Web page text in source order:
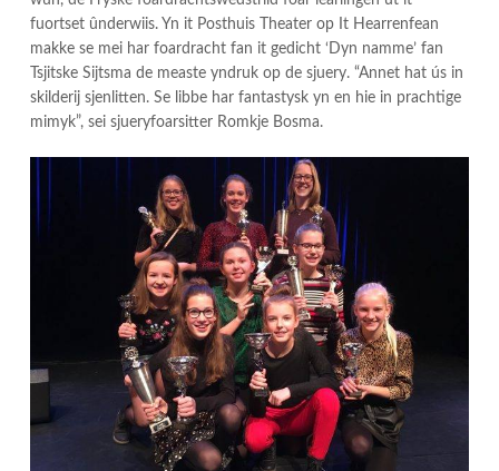
fuortset ûnderwiis. Yn it Posthuis Theater op It Hearrenfean
makke se mei har foardracht fan it gedicht ‘Dyn namme’ fan
Tsjitske Sijtsma de measte yndruk op de sjuery. “Annet hat ús in
skilderij sjenlitten. Se libbe har fantastysk yn en hie in prachtige
mimyk”, sei sjueryfoarsitter Romkje Bosma.